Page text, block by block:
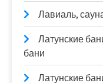
Лавиаль,
Латунские
бани
Латунские